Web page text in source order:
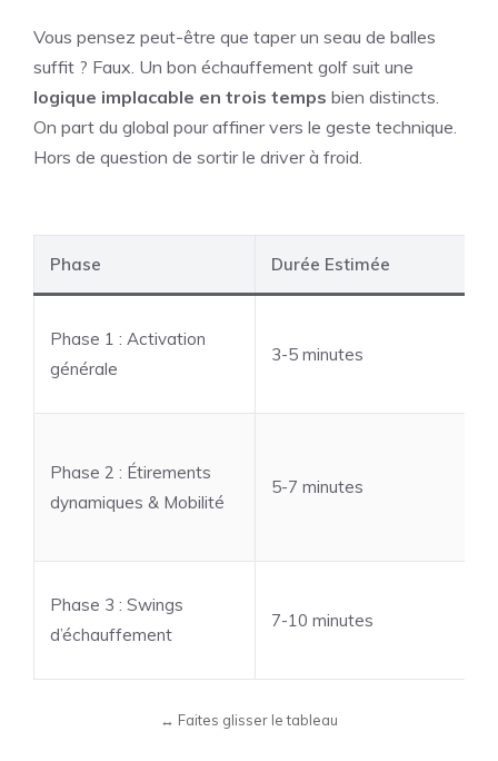
Vous pensez peut-être que taper un seau de balles
suffit ? Faux. Un bon échauffement golf suit une
logique implacable en trois temps bien distincts.
On part du global pour affiner vers le geste technique.
Hors de question de sortir le driver à froid.
Phase Durée Estimée
Phase 1 : Activation
générale
3-5 minutes
Phase 2 : Étirements
dynamiques & Mobilité
5-7 minutes
Phase 3 : Swings
d’échauffement
7-10 minutes